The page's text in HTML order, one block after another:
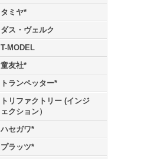
タミヤ*
ダス・ヴェルク
T-MODEL
童友社*
トランペッター*
トリファクトリー (インジ
ェクション）
ハセガワ*
プラッツ*